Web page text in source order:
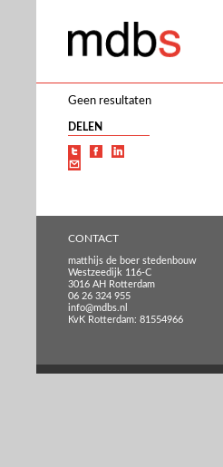
Geen resultaten
DELEN
CONTACT
matthijs de boer stedenbouw
Westzeedijk 116-C
3016 AH Rotterdam
06 26 324 955
info@mdbs.nl
KvK Rotterdam: 81554966